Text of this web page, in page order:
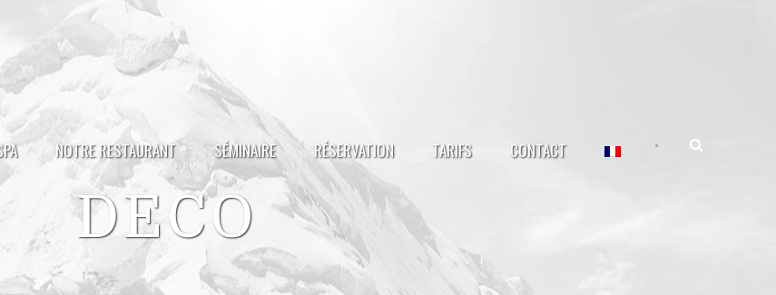
NOTRE RESTAURANT SÉMINAIRE RÉSERVATION TARIFS CONTACT •
DECO